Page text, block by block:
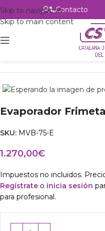
Skip to navigation
Skip to main content
Contacto
Intercambio
Evaporador
SKU: MVB-75-E
1.270,00€
Impuestos no incluidos.
Regístrate o inicia sesión
para profesional.